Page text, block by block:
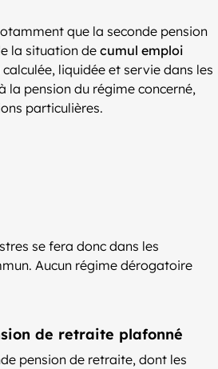
que la seconde pension
la situation de cumul emploi
liquidée et servie dans les
la pension du régime concerné,
particulières.
se fera donc dans les
Aucun régime dérogatoire
de retraite plafonné
pension de retraite, dont les